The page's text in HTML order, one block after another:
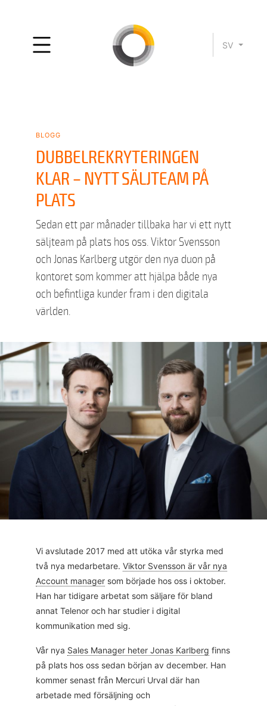
SV
blogg
DUBBELREKRYTERINGEN
KLAR – NYTT SÄLJTEAM PÅ
PLATS
Sedan ett par månader tillbaka har vi ett nytt
säljteam på plats hos oss. Viktor Svensson
och Jonas Karlberg utgör den nya duon på
kontoret som kommer att hjälpa både nya
och befintliga kunder fram i den digitala
världen.
Vi avslutade 2017 med att utöka vår styrka med
två nya medarbetare. Viktor Svensson är vår nya
Account manager som började hos oss i oktober.
Han har tidigare arbetat som säljare för bland
annat Telenor och har studier i digital
kommunikation med sig.
Vår nya Sales Manager heter Jonas Karlberg finns
på plats hos oss sedan början av december. Han
kommer senast från Mercuri Urval där han
arbetade med försäljning och